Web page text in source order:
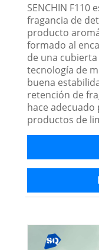
SENCHIN F110
fragancia de
producto
formado al
de una
tecnología de
buena
retención de
hace
productos de